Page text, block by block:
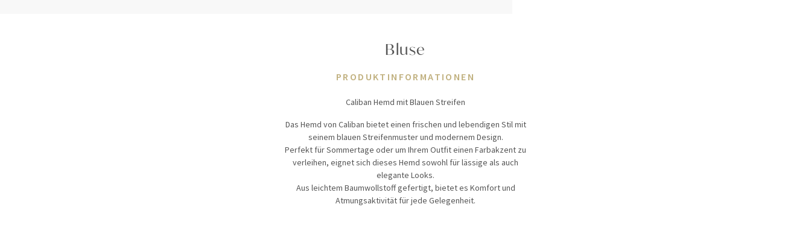
Bluse
PRODUKTINFORMATIONEN
Caliban Hemd mit Blauen Streifen
Das Hemd von Caliban bietet einen frischen und lebendigen Stil mit
seinem blauen Streifenmuster und modernem Design.
Perfekt für Sommertage oder um Ihrem Outfit einen Farbakzent zu
verleihen, eignet sich dieses Hemd sowohl für lässige als auch
elegante Looks.
Aus leichtem Baumwollstoff gefertigt, bietet es Komfort und
Atmungsaktivität für jede Gelegenheit.